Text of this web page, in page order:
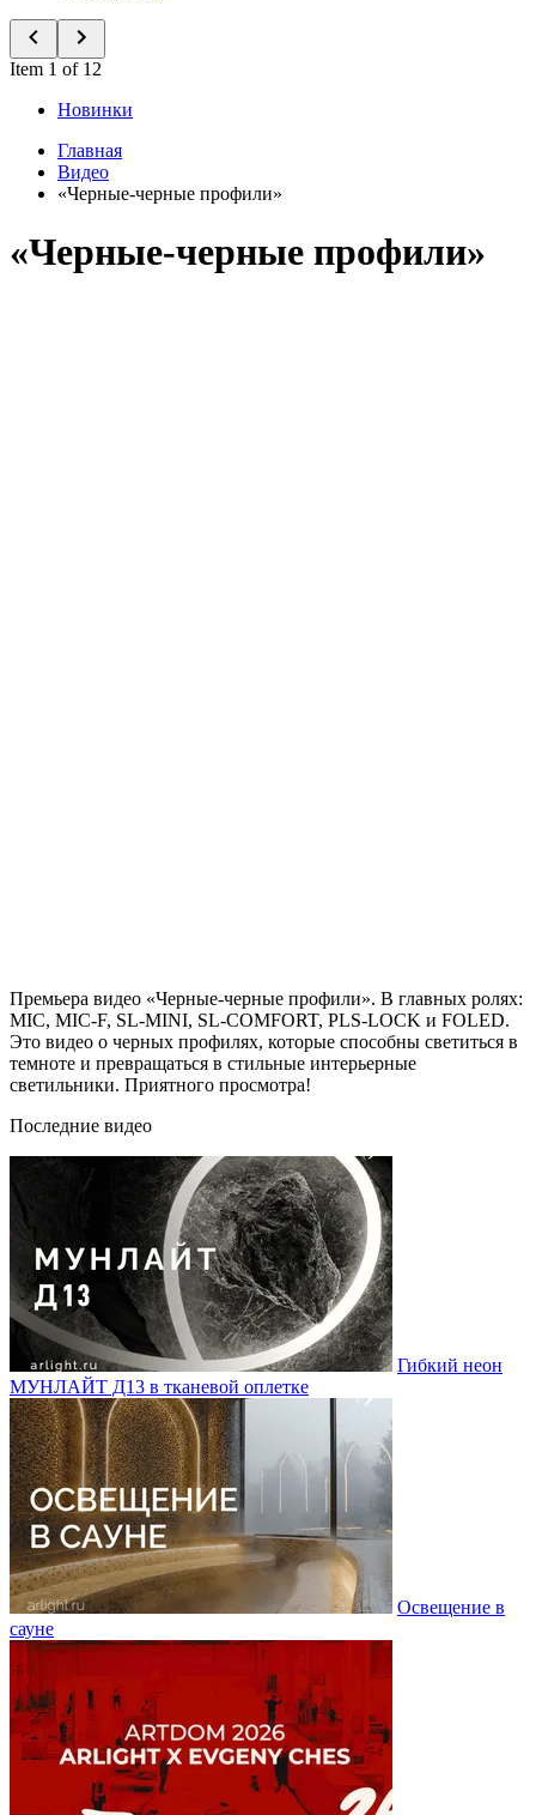
Item 1 of 12
Новинки
Главная
Видео
«Черные-черные профили»
«Черные-черные профили»
Премьера видео «Черные-черные профили». В главных ролях:
MIC, MIC-F, SL-MINI, SL-COMFORT, PLS-LOCK и FOLED.
Это видео о черных профилях, которые способны светиться в
темноте и превращаться в стильные интерьерные
светильники. Приятного просмотра!
Последние видео
Гибкий неон
МУНЛАЙТ Д13 в тканевой оплетке
Освещение в
сауне